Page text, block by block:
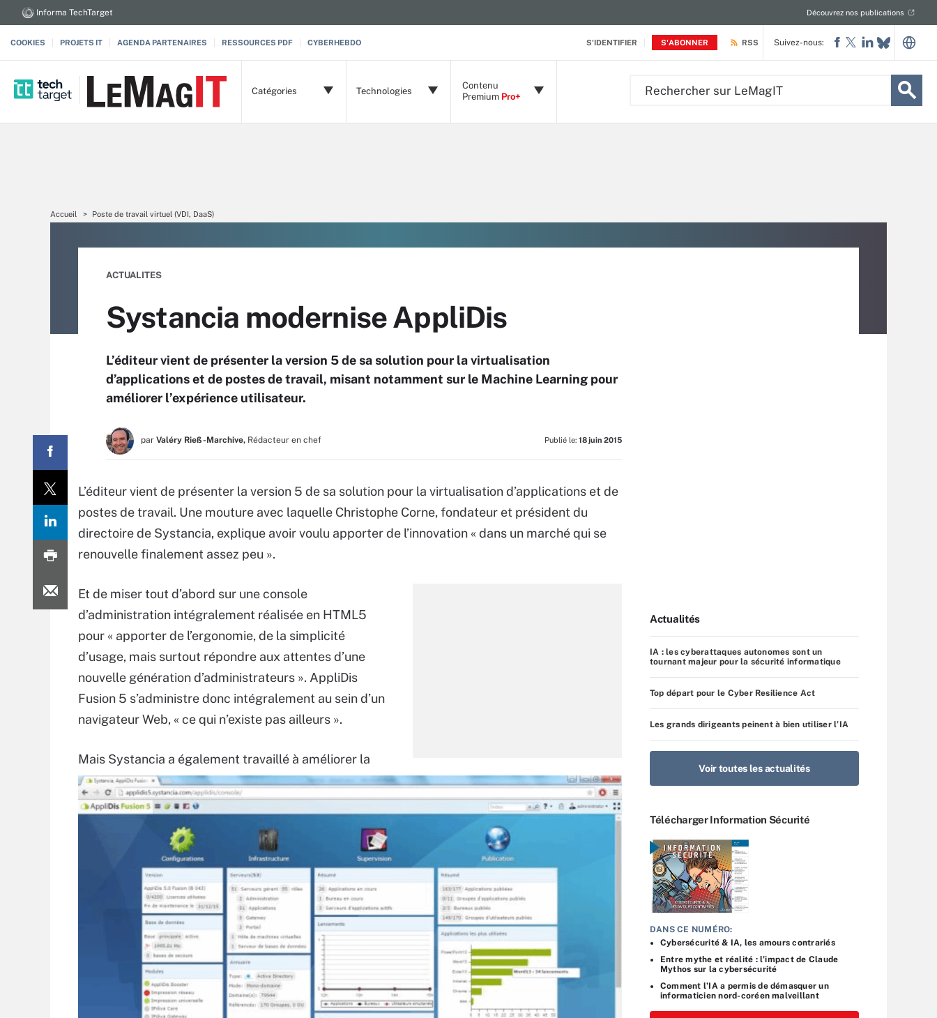
S'IDENTIFIER S'ABONNER
Informa TechTarget Découvrez nos publications
COOKIES PROJETS IT AGENDA PARTENAIRES RESSOURCES PDF CYBERHEBDO RSS
Catégories Technologies
Contenu
Premium Pro+
Suivez-nous:
Accueil Poste de travail virtuel (VDI, DaaS)
ACTUALITES
Systancia modernise AppliDis
L’éditeur vient de présenter la version 5 de sa solution pour la virtualisation
d’applications et de postes de travail, misant notamment sur le Machine Learning pour
améliorer l’expérience utilisateur.
par Valéry Rieß-Marchive, Rédacteur en chef Publié le: 18 juin 2015
L’éditeur vient de présenter la version 5 de sa solution pour la virtualisation d’applications et de
postes de travail. Une mouture avec laquelle Christophe Corne, fondateur et président du
directoire de Systancia, explique avoir voulu apporter de l’innovation « dans un marché qui se
renouvelle finalement assez peu ».
Et de miser tout d’abord sur une console
d’administration intégralement réalisée en HTML5
pour « apporter de l’ergonomie, de la simplicité
d’usage, mais surtout répondre aux attentes d’une
nouvelle génération d’administrateurs ». AppliDis
Fusion 5 s’administre donc intégralement au sein d’un
navigateur Web, « ce qui n’existe pas ailleurs ».
Mais Systancia a également travaillé à améliorer la
Actualités
IA : les cyberattaques autonomes sont un
tournant majeur pour la sécurité informatique
Top départ pour le Cyber Resilience Act
Les grands dirigeants peinent à bien utiliser l’IA
Voir toutes les actualités
Télécharger Information Sécurité
DANS CE NUMÉRO:
Cybersécurité & IA, les amours contrariés
Entre mythe et réalité : l’impact de Claude
Mythos sur la cybersécurité
Comment l’IA a permis de démasquer un
informaticien nord-coréen malveillant